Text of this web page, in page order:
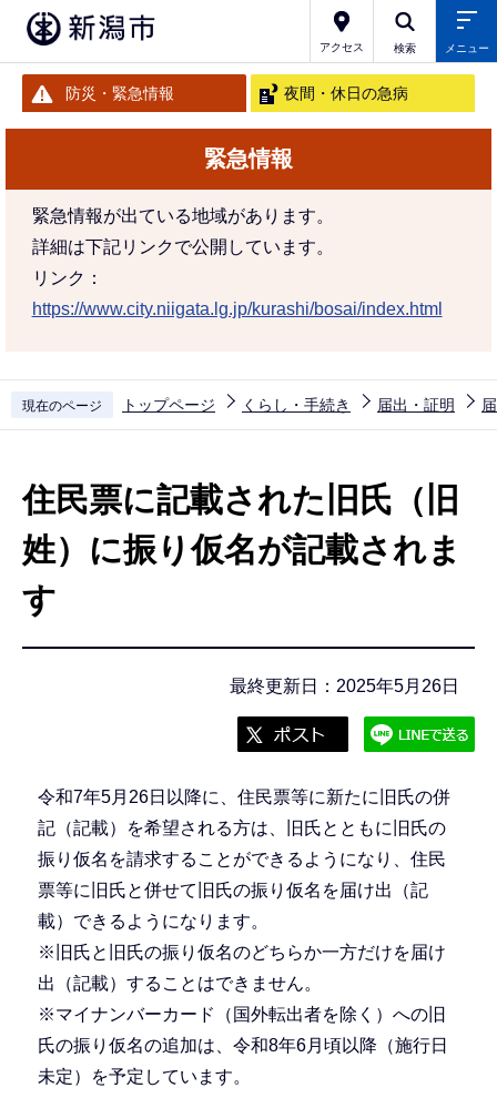
アクセス 検索 メニュー
防災・緊急情報 夜間・休日の急病
緊急情報
緊急情報が出ている地域があります。
詳細は下記リンクで公開しています。
リンク：
https://www.city.niigata.lg.jp/kurashi/bosai/index.html
現在のページ トップページ くらし・手続き 届出・証明
住民票に記載された旧氏（旧
姓）に振り仮名が記載されま
す
最終更新日：2025年5月26日
令和7年5月26日以降に、住民票等に新たに旧氏の併
記（記載）を希望される方は、旧氏とともに旧氏の
振り仮名を請求することができるようになり、住民
票等に旧氏と併せて旧氏の振り仮名を届け出（記
載）できるようになります。
※旧氏と旧氏の振り仮名のどちらか一方だけを届け
出（記載）することはできません。
※マイナンバーカード（国外転出者を除く）への旧
氏の振り仮名の追加は、令和8年6月頃以降（施行日
未定）を予定しています。